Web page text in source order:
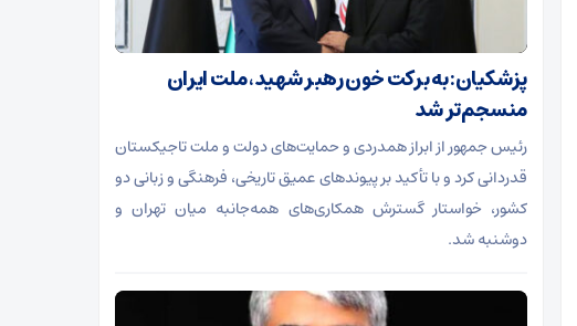
پزشکیان: به برکت خون رهبر شهید، ملت ایران
منسجم‌تر شد
رئیس جمهور از ابراز همدردی و حمایت‌های دولت و ملت تاجیکستان
قدردانی کرد و با تأکید بر پیوندهای عمیق تاریخی، فرهنگی و زبانی دو
کشور، خواستار گسترش همکاری‌های همه‌جانبه میان تهران و
دوشنبه شد.